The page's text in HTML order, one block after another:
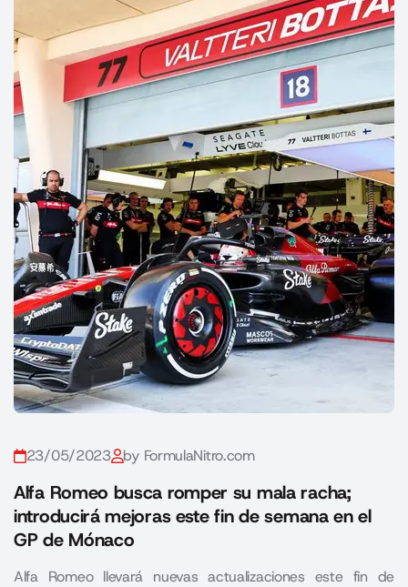
23/05/2023 by FormulaNitro.com
Alfa Romeo busca romper su mala racha;
introducirá mejoras este fin de semana en el
GP de Mónaco
Alfa Romeo llevará nuevas actualizaciones este fin de